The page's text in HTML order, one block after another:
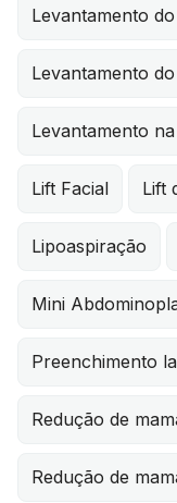
Levantamento
Levantamento
Levantamento
Lift Facial Lift
Lipoaspiração
Mini
Preenchimento
Redução de
Redução de